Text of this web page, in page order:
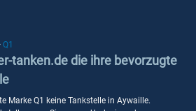
Q1
tanken.de die ihre bevorzugte
Marke Q1 keine Tankstelle in Aywaille.